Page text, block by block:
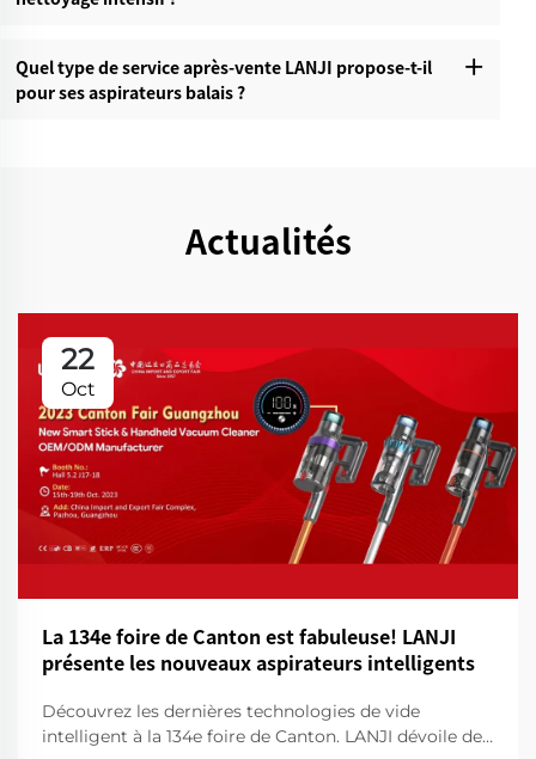
Quel type de service après-vente LANJI propose-t-il
pour ses aspirateurs balais ?
Actualités
22
Oct
La 134e foire de Canton est fabuleuse! LANJI
présente les nouveaux aspirateurs intelligents
Découvrez les dernières technologies de vide
intelligent à la 134e foire de Canton. LANJI dévoile des